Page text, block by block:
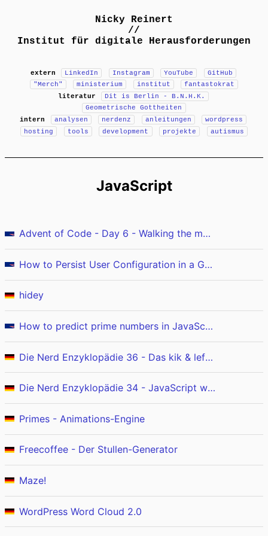
Nicky Reinert
//
Institut für digitale Herausforderungen
extern LinkedIn Instagram YouTube
GitHub
"Merch"
ministerium institut
fantastokrat
literatur
Dit is Berlin - B.N.H.K.
Geometrische Gottheiten
intern
analysen nerdenz anleitungen
wordpress
hosting
tools development projekte autismus
JavaScript
Advent of Code - Day 6 - Walking the map (JavaScript)
How to Persist User Configuration in a Gradio App with Cookies
hidey
How to predict prime numbers in JavaScript
Die Nerd Enzyklopädie 36 - Das kik & left-pad Drama
Die Nerd Enzyklopädie 34 - JavaScript wurde innerhalb von 10 Tagen entwickelt
Primes - Animations-Engine
Freecoffee - Der Stullen-Generator
Maze!
WordPress Word Cloud 2.0